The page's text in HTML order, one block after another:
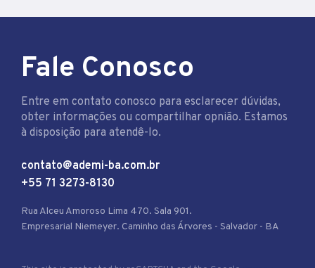
Fale Conosco
Entre em contato conosco para esclarecer dúvidas,
obter informações ou compartilhar opnião. Estamos
à disposição para atendê-lo.
contato@ademi-ba.com.br
+55 71 3273-8130
Rua Alceu Amoroso Lima 470. Sala 901.
Empresarial Niemeyer. Caminho das Árvores - Salvador - BA